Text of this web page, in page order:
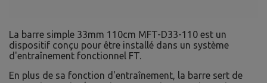
La barre simple 33mm 110cm MFT-D33-110 est un
dispositif conçu pour être installé dans un système
d'entraînement fonctionnel FT.
En plus de sa fonction d'entraînement, la barre sert de